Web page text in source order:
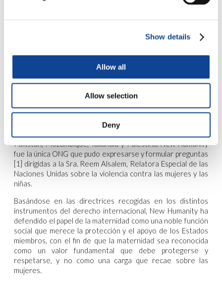
Show details
Allow all
Allow selection
Deny
puntos de vista, la importancia de la familia y su papel en el
causa de la responsabilidad de los Estados en relación con
un compromiso, una promoción y una protección mayores y
efectivos de la familia y de su papel fundamental en la
construcción de los Estados y en el desarrollo y el bienestar
de todas las personas de todas las latitudes.
A continuación tuvo lugar un momento de diálogo
interactivo entre los ponentes y los participantes. Varios
Pakistán, Mozambique, Tailandia y Palestina. New Humanity
fue la única ONG que pudo expresarse y formular preguntas
[1] dirigidas a la Sra. Reem Alsalem, Relatora Especial de las
Naciones Unidas sobre la violencia contra las mujeres y las
niñas.
Basándose en las directrices recogidas en los distintos
instrumentos del derecho internacional, New Humanity ha
defendido el papel de la maternidad como una noble función
social que merece la protección y el apoyo de los Estados
miembros, con el fin de que la maternidad sea reconocida
como un valor fundamental que debe protegerse y
respetarse, y no como una carga que recae sobre las
mujeres.